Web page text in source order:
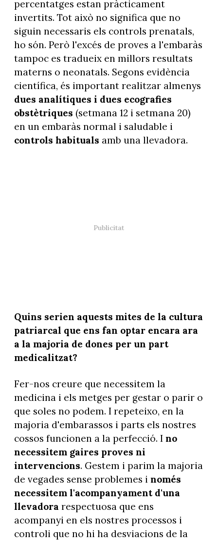
percentatges estan pràcticament
invertits. Tot això no significa que no
siguin necessaris els controls prenatals,
ho són. Però l'excés de proves a l'embaràs
tampoc es tradueix en millors resultats
materns o neonatals. Segons evidència
científica, és important realitzar almenys
dues analítiques i dues ecografies
obstètriques (setmana 12 i setmana 20)
en un embaràs normal i saludable i
controls habituals amb una llevadora.
Quins serien aquests mites de la cultura
patriarcal que ens fan optar encara ara
a la majoria de dones per un part
medicalitzat?
Fer-nos creure que necessitem la
medicina i els metges per gestar o parir o
que soles no podem. I repeteixo, en la
majoria d'embarassos i parts els nostres
cossos funcionen a la perfecció. Ino
necessitem gaires proves ni
intervencions. Gestem i parim la majoria
de vegades sense problemes i només
necessitem l'acompanyament d'una
llevadora respectuosa que ens
acompanyi en els nostres processos i
controli que no hi ha desviacions de la